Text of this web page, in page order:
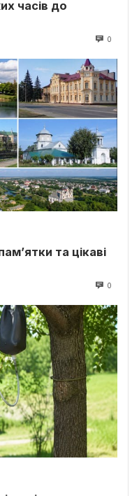
часів до
0
та цікаві
0